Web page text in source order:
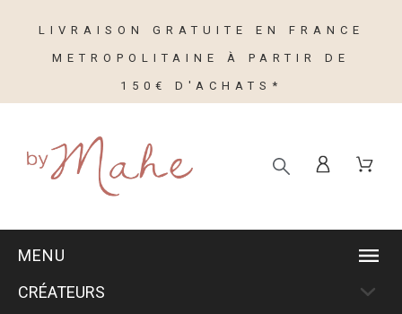
LIVRAISON GRATUITE EN FRANCE
METROPOLITAINE À PARTIR DE
150€ D'ACHATS*
MENU
CRÉATEURS